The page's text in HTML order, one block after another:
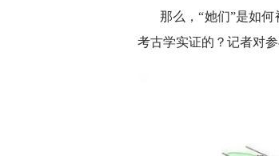
那么，“她们”是如
考古学实证的？记者对